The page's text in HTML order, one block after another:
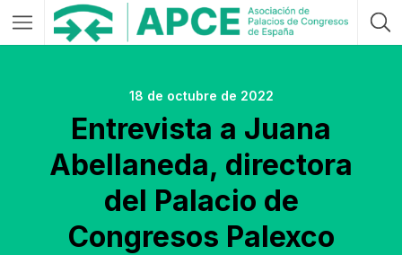
18 de octubre de 2022
Entrevista a Juana
Abellaneda, directora
del Palacio de
Congresos Palexco